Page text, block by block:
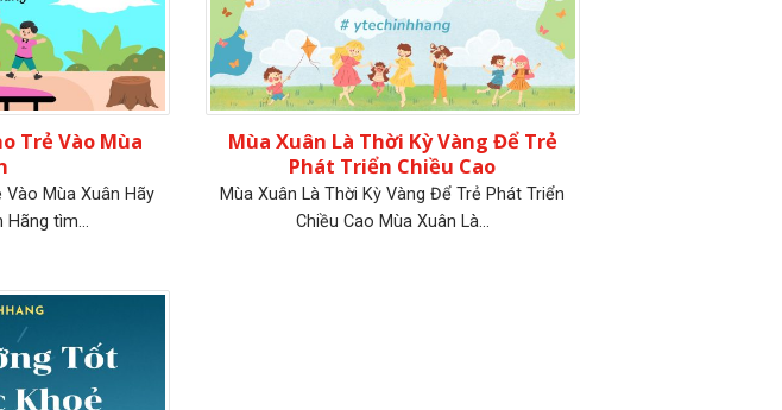
Trẻ Vào Mùa
Vào Mùa Xuân Hãy
Hãng tìm...
Mùa Xuân Là Thời Kỳ Vàng Để Trẻ
Phát Triển Chiều Cao
Mùa Xuân Là Thời Kỳ Vàng Để Trẻ Phát Triển
Chiều Cao Mùa Xuân Là...